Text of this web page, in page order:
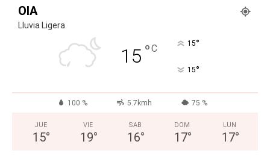
OIA
Lluvia Ligera
15 °C 15°
15°
100 % 5.7kmh 75 %
JUE
15°
VIE
19°
SAB
16°
DOM
17°
LUN
17°